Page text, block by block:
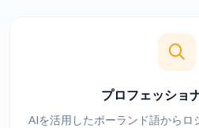
プロフェッショ
AIを活用したポーランド語からロ